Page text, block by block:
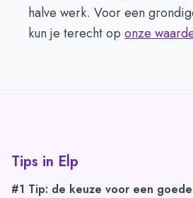
halve werk. Voor een
kun je terecht op onze
Tips in Elp
#1 Tip: de keuze voor een